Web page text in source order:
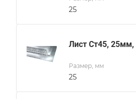
25
Лист Ст45, 25мм,
Размер, мм
25